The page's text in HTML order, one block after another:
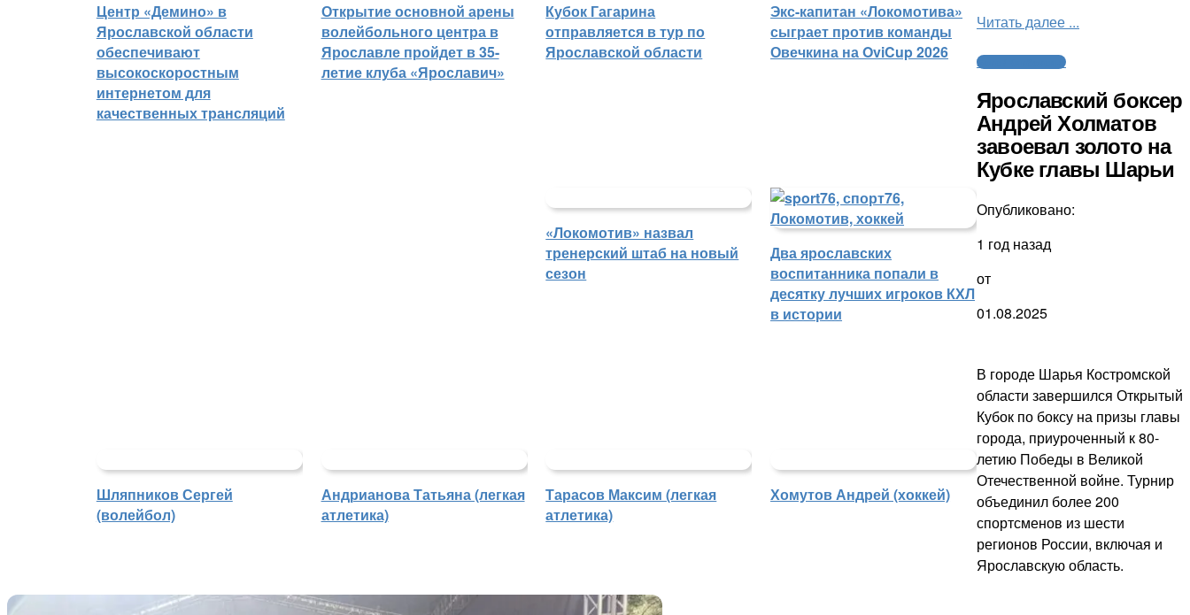
Центр «Демино» в
Ярославской области
обеспечивают
высокоскоростным
интернетом для
качественных трансляций
Открытие основной арены
волейбольного центра в
Ярославле пройдет в 35-
летие клуба «Ярославич»
Кубок Гагарина
отправляется в тур по
Ярославской области
Экс-капитан «Локомотива»
сыграет против команды
Овечкина на OviCup 2026
«Локомотив» назвал
тренерский штаб на новый
сезон
Два ярославских
воспитанника попали в
десятку лучших игроков КХЛ
в истории
Шляпников Сергей
(волейбол)
Андрианова Татьяна (легкая
атлетика)
Тарасов Максим (легкая
атлетика)
Хомутов Андрей (хоккей)
Читать далее ...
Бокс / Кикбоксинг
Ярославский боксер
Андрей Холматов
завоевал золото на
Кубке главы Шарьи
Опубликовано:
1 год назад
от
01.08.2025
В городе Шарья Костромской
области завершился Открытый
Кубок по боксу на призы главы
города, приуроченный к 80-
летию Победы в Великой
Отечественной войне. Турнир
объединил более 200
спортсменов из шести
регионов России, включая и
Ярославскую область.